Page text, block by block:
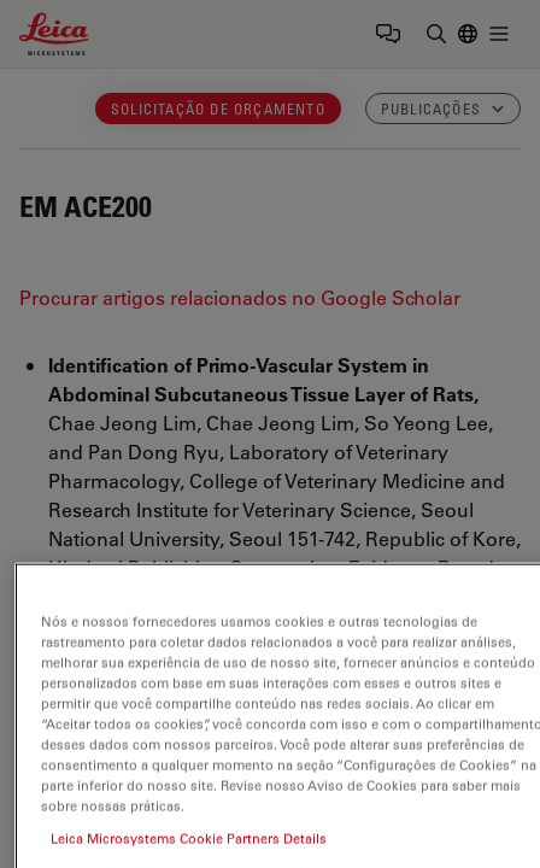
Leica Microsystems Logo
SOLICITAÇÃO DE ORÇAMENTO PUBLICAÇÕES
EM ACE200
Procurar artigos relacionados no Google Scholar
Identification of Primo-Vascular System in
Abdominal Subcutaneous Tissue Layer of Rats,
Chae Jeong Lim, Chae Jeong Lim, So Yeong Lee,
and Pan Dong Ryu, Laboratory of Veterinary
Pharmacology, College of Veterinary Medicine and
Research Institute for Veterinary Science, Seoul
National University, Seoul 151-742, Republic of Kore,
Hindawi Publishing Corporation, Evidence-Based
751937;
http://www.hindawi.com/journals/ecam/aa/751937/
Rapid and simple preparation of thiol–ene
emulsion-templated monoliths and their
application as enzymatic microreactors,Josiane P.
Lafleur,*aSilja Senkbeil, aJakub Novotny, bc,
Gwenaël Nys,d, Nanna Bøgelund,
Rand,a, Frantisek Foretc and Jörg P. Kuttera;
Nós e nossos fornecedores usamos cookies e outras tecnologias de
rastreamento para coletar dados relacionados a você para realizar análises,
melhorar sua experiência de uso de nosso site, fornecer anúncios e conteúdo
personalizados com base em suas interações com esses e outros sites e
permitir que você compartilhe conteúdo nas redes sociais. Ao clicar em
“Aceitar todos os cookies”, você concorda com isso e com o
desses dados com nossos parceiros. Você pode alterar suas preferências de
consentimento a qualquer momento na seção “Configurações de Cookies” na
parte inferior do nosso site. Revise nosso Aviso de Cookies para saber mais
sobre nossas práticas.
Leica Microsystems Cookie Partners Details